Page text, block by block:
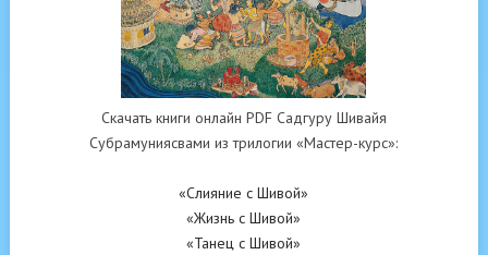
Скачать книги онлайн PDF Садгуру Шивайя
Субрамуниясвами из трилогии «Мастер-курс»:
«Слияние с Шивой»
«Жизнь с Шивой»
«Танец с Шивой»